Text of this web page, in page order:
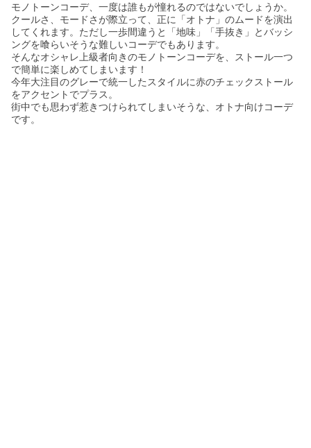
モノトーンコーデ、一度は誰もが憧れるのではないでしょうか。
クールさ、モードさが際立って、正に「オトナ」のムードを演出
してくれます。ただし一歩間違うと「地味」「手抜き」とバッシ
ングを喰らいそうな難しいコーデでもあります。
そんなオシャレ上級者向きのモノトーンコーデを、ストール一つ
で簡単に楽しめてしまいます！
今年大注目のグレーで統一したスタイルに赤のチェックストール
をアクセントでプラス。
街中でも思わず惹きつけられてしまいそうな、オトナ向けコーデ
です。